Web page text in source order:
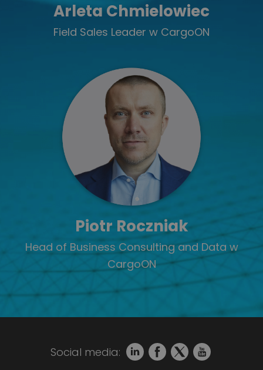
Arleta Chmielowiec
Field Sales Leader w CargoON
Piotr Roczniak
Head of Business Consulting and Data w
CargoON
Social media: